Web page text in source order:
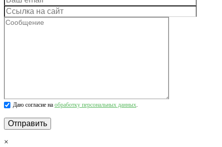
Даю согласие на обработку персональных данных.
×